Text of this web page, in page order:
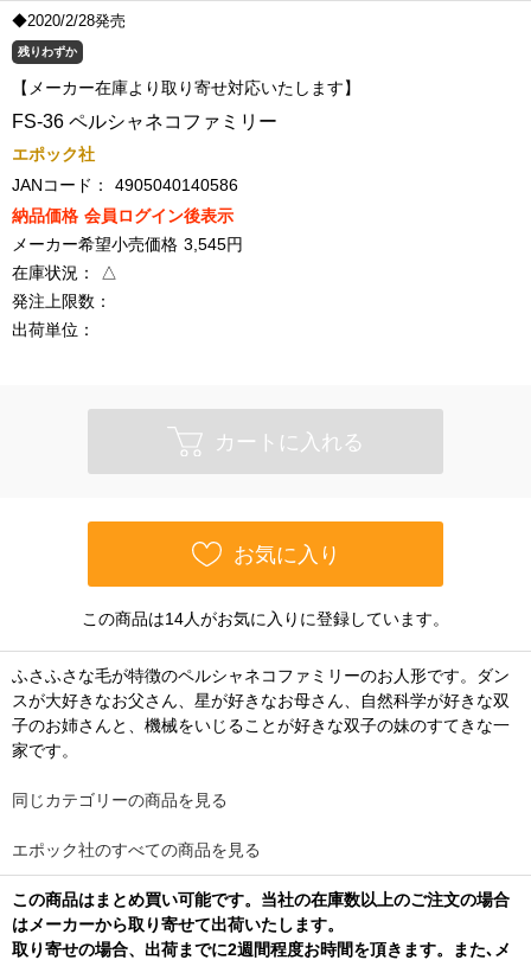
◆2020/2/28発売
残りわずか
【メーカー在庫より取り寄せ対応いたします】
FS-36 ペルシャネコファミリー
エポック社
JANコード：
4905040140586
納品価格 会員ログイン後表示
メーカー希望小売価格 3,545円
在庫状況：
△
発注上限数：
出荷単位：
カートに入れる
お気に入り
この商品は14人がお気に入りに登録しています。
ふさふさな毛が特徴のペルシャネコファミリーのお人形です。ダン
スが大好きなお父さん、星が好きなお母さん、自然科学が好きな双
子のお姉さんと、機械をいじることが好きな双子の妹のすてきな一
家です。
同じカテゴリーの商品を見る
エポック社のすべての商品を見る
この商品はまとめ買い可能です。当社の在庫数以上のご注文の場合
はメーカーから取り寄せて出荷いたします。
取り寄せの場合、出荷までに2週間程度お時間を頂きます。また､メ